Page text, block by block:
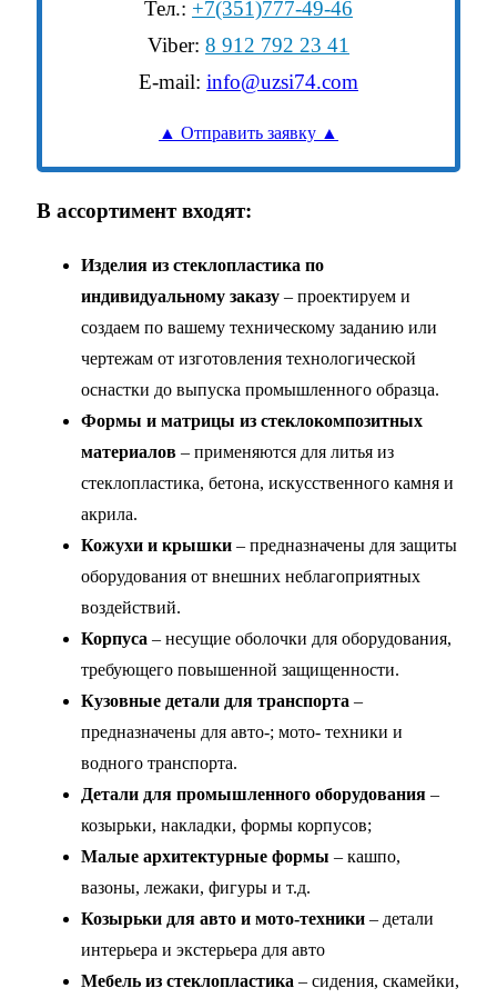
Тел.: +7(351)777-49-46
Viber: 8 912 792 23 41
E-mail: info@uzsi74.com
▲ Отправить заявку ▲
В ассортимент входят:
Изделия из стеклопластика по
индивидуальному заказу – проектируем и
создаем по вашему техническому заданию или
чертежам от изготовления технологической
оснастки до выпуска промышленного образца.
Формы и матрицы из стеклокомпозитных
материалов – применяются для литья из
стеклопластика, бетона, искусственного камня и
акрила.
Кожухи и крышки – предназначены для защиты
оборудования от внешних неблагоприятных
воздействий.
Корпуса – несущие оболочки для оборудования,
требующего повышенной защищенности.
Кузовные детали для транспорта –
предназначены для авто-; мото- техники и
водного транспорта.
Детали для промышленного оборудования –
козырьки, накладки, формы корпусов;
Малые архитектурные формы – кашпо,
вазоны, лежаки, фигуры и т.д.
Козырьки для авто и мото-техники – детали
интерьера и экстерьера для авто
Мебель из стеклопластика – сидения, скамейки,